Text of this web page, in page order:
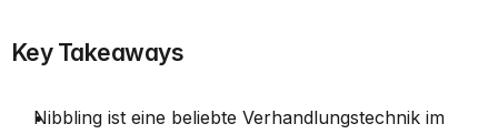
Key Takeaways
Nibbling ist eine beliebte Verhandlungstechnik im